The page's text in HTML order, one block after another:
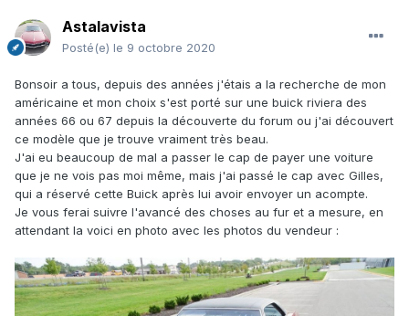
Astalavista
Posté(e) le 9 octobre 2020
Bonsoir a tous, depuis des années j'étais a la recherche de mon
américaine et mon choix s'est porté sur une buick riviera des
années 66 ou 67 depuis la découverte du forum ou j'ai découvert
ce modèle que je trouve vraiment très beau.
J'ai eu beaucoup de mal a passer le cap de payer une voiture
que je ne vois pas moi même, mais j'ai passé le cap avec Gilles,
qui a réservé cette Buick après lui avoir envoyer un acompte.
Je vous ferai suivre l'avancé des choses au fur et a mesure, en
attendant la voici en photo avec les photos du vendeur :